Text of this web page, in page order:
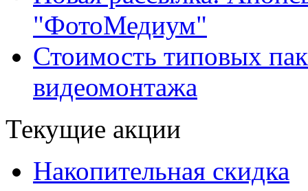
"ФотоМедиум"
Стоимость типовых
видеомонтажа
Текущие акции
Накопительная скидка